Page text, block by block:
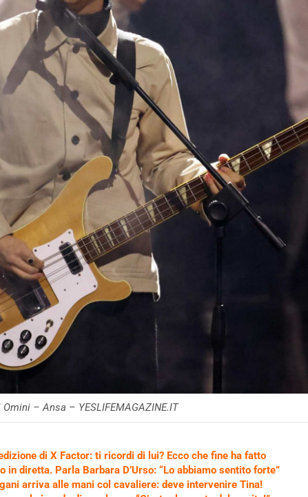
Omini – Ansa – YESLIFEMAGAZINE.IT
di X Factor: ti ricordi di lui? Ecco che fine ha fatto
in diretta. Parla Barbara D’Urso: “Lo abbiamo sentito forte”
arriva alle mani col cavaliere: deve intervenire Tina!